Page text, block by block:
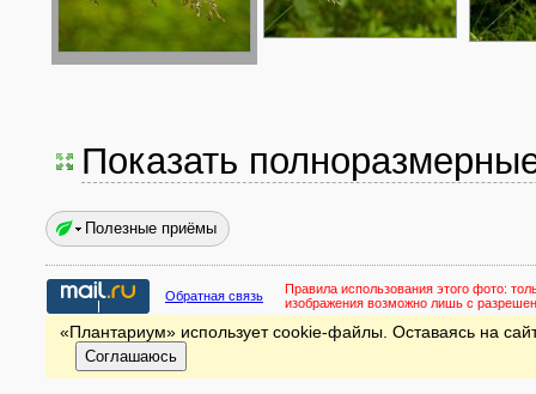
Показать
Полезные приёмы
Обратная связь Правила использования этого фото:
изображения возможно лишь с
«Плантариум» использует cookie-файлы. Оставаясь на
Соглашаюсь